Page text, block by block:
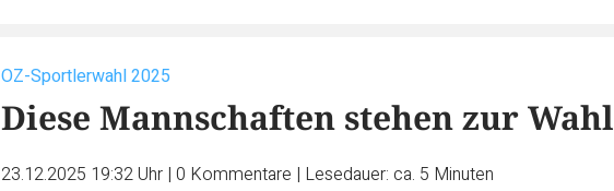
OZ-Sportlerwahl 2025
Diese Mannschaften stehen zur Wahl
23.12.2025 19:32 Uhr | 0 Kommentare | Lesedauer: ca. 5 Minuten